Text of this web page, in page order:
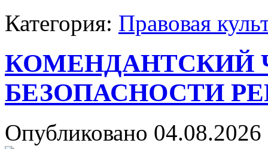
Категория: Правовая
КОМЕНДАНТСКИЙ
БЕЗОПАСНОСТИ
Опубликовано